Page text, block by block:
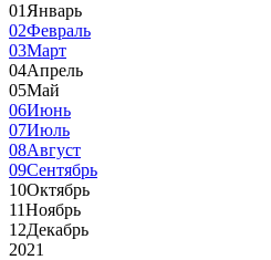
01 Январь
02Февраль
03Март
04Апрель
05Май
06Июнь
07Июль
08Август
09Сентябрь
10Октябрь
11Ноябрь
12Декабрь
2021